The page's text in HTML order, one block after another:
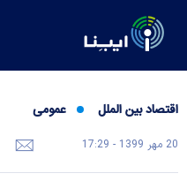
اقتصاد بین الملل عمومی
20 مهر 1399 - 17:29